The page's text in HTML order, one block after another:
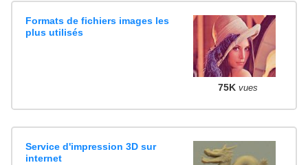
Formats de fichiers images les
plus utilisés
75K vues
Service d'impression 3D sur
internet